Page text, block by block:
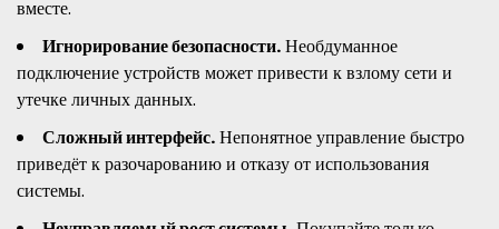
вместе.
Игнорирование безопасности.Необдуманное
подключение устройств может привести к взлому сети и
утечке личных данных.
Сложный интерфейс.Непонятное управление быстро
приведёт к разочарованию и отказу от использования
системы.